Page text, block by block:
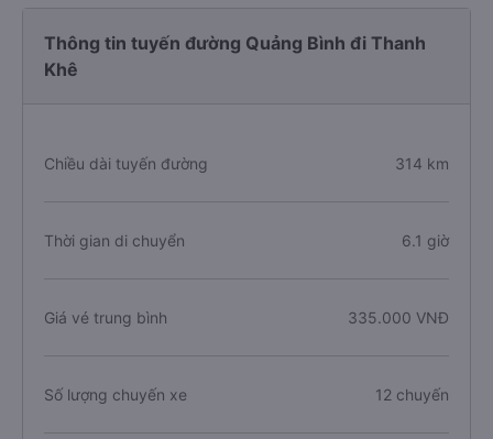
Thông tin tuyến đường Quảng Bình đi Thanh
Khê
Chiều dài tuyến đường 314 km
Thời gian di chuyển 6.1 giờ
Giá vé trung bình 335.000 VNĐ
Số lượng chuyến xe 12 chuyến